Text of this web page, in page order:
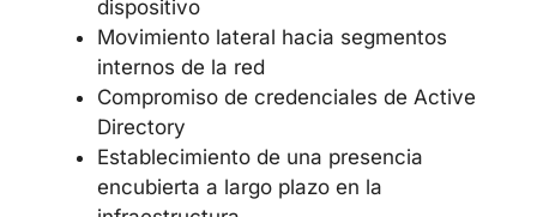
clave de la infraestructura de red, lo que
puede derivar en:
Intercepción y modificación del tráfico
de red
Elusión de todas las políticas de
seguridad implementadas en el